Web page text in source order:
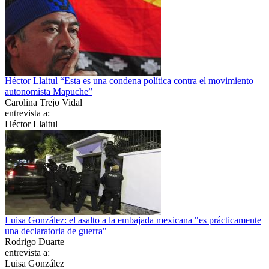
Héctor Llaitul “Esta es una condena política contra el movimiento
autonomista Mapuche”
Carolina Trejo Vidal
entrevista a:
Héctor Llaitul
Luisa González: el asalto a la embajada mexicana "es prácticamente
una declaratoria de guerra"
Rodrigo Duarte
entrevista a:
Luisa González